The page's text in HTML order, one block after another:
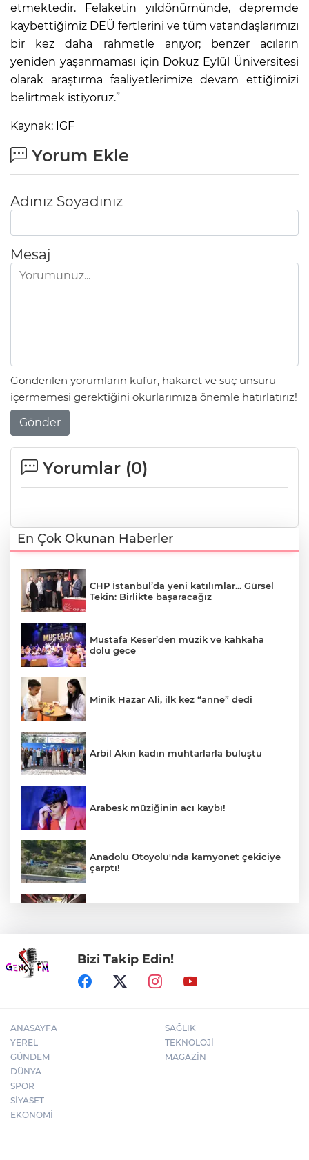
etmektedir. Felaketin yıldönümünde, depremde
kaybettiğimiz DEÜ fertlerini ve tüm vatandaşlarımızı
bir kez daha rahmetle anıyor; benzer acıların
yeniden yaşanmaması için Dokuz Eylül Üniversitesi
olarak araştırma faaliyetlerimize devam ettiğimizi
belirtmek istiyoruz.”
Kaynak: IGF
Yorum Ekle
Adınız Soyadınız
Mesaj
Gönderilen yorumların küfür, hakaret ve suç unsuru
içermemesi gerektiğini okurlarımıza önemle hatırlatırız!
Gönder
Yorumlar (0)
En Çok Okunan Haberler
CHP İstanbul’da yeni katılımlar... Gürsel
Tekin: Birlikte başaracağız
Mustafa Keser’den müzik ve kahkaha
dolu gece
Minik Hazar Ali, ilk kez “anne” dedi
Arbil Akın kadın muhtarlarla buluştu
Arabesk müziğinin acı kaybı!
Anadolu Otoyolu'nda kamyonet çekiciye
çarptı!
Kılıçdaroğlu, CHP Gençlik Kolları
yönetimiyle buluştu
Bizi Takip Edin!
ANASAYFA
YEREL
GÜNDEM
DÜNYA
SPOR
SİYASET
EKONOMİ
SAĞLIK
TEKNOLOJİ
MAGAZİN